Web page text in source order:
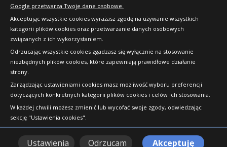
Google przetwarza Twoje dane osobowe.
Akceptując wszystkie cookies wyrażasz zgodę na używanie wszystkich
kategorii plików cookies oraz przetwarzanie danych osobowych
związanych z ich wykorzystaniem.
Odrzucając wszystkie cookies zgadzasz się wyłącznie na stosowanie
niezbędnych plików cookies, które zapewniają prawidłowe działanie
strony.
Zarządzając ustawieniami cookies masz możliwość wyboru preferencji
dotyczących konkretnych kategorii plików cookies i celów ich stosowania.
W każdej chwili możesz zmienić lub wycofać swoje zgody, odwiedzając
sekcję "Ustawienia cookies".
Ustawienia Odrzucam Akceptuję
Copyright © 2010-2026 24opony.pl. Wszelkie
prawa zastrzeżone.